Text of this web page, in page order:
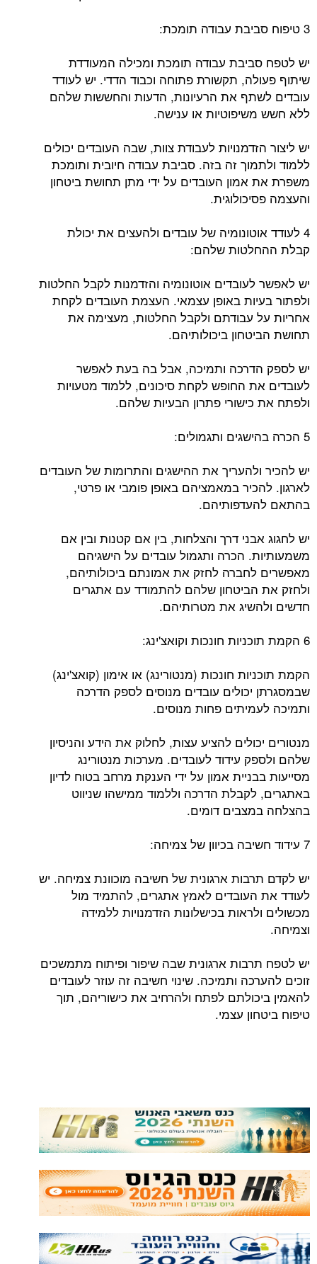
3 טיפוח סביבת עבודה תומכת:
יש לטפח סביבת עבודה תומכת ומכילה המעודדת
שיתוף פעולה, תקשורת פתוחה וכבוד הדדי. יש לעודד
עובדים לשתף את הרעיונות, הדעות והחששות שלהם
ללא חשש משיפוטיות או ענישה.
יש ליצור הזדמנויות לעבודת צוות, שבה העובדים יכולים
ללמוד ולתמוך זה בזה. סביבת עבודה חיובית ותומכת
משפרת את אמון העובדים על ידי מתן תחושת ביטחון
והעצמה פסיכולוגית.
4 לעודד אוטונומיה של עובדים ולהעצים את יכולת
קבלת ההחלטות שלהם:
יש לאפשר לעובדים אוטונומיה והזדמנות לקבל החלטות
ולפתור בעיות באופן עצמאי. העצמת העובדים לקחת
אחריות על עבודתם ולקבל החלטות, מעצימה את
תחושת הביטחון ביכולותיהם.
יש לספק הדרכה ותמיכה, אבל בה בעת לאפשר
לעובדים את החופש לקחת סיכונים, ללמוד מטעויות
ולפתח את כישורי פתרון הבעיות שלהם.
5 הכרה בהישגים ותגמולים:
יש להכיר ולהעריך את ההישגים והתרומות של העובדים
לארגון. להכיר במאמציהם באופן פומבי או פרטי,
בהתאם להעדפותיהם.
יש לחגוג אבני דרך והצלחות, בין אם קטנות ובין אם
משמעותיות. הכרה ותגמול עובדים על הישגיהם
מאפשרים לחברה לחזק את אמונתם ביכולותיהם,
ולחזק את הביטחון שלהם להתמודד עם אתגרים
חדשים ולהשיג את מטרותיהם.
6 הקמת תוכניות חונכות וקואצ'ינג:
הקמת תוכניות חונכות (מנטורינג) או אימון (קואצ'ינג)
שבמסגרתן יכולים עובדים מנוסים לספק הדרכה
ותמיכה לעמיתים פחות מנוסים.
מנטורים יכולים להציע עצות, לחלוק את הידע והניסיון
שלהם ולספק עידוד לעובדים. מערכות מנטורינג
מסייעות בבניית אמון על ידי הענקת מרחב בטוח לדיון
באתגרים, לקבלת הדרכה וללמוד ממישהו שניווט
בהצלחה במצבים דומים.
7 עידוד חשיבה בכיוון של צמיחה:
יש לקדם תרבות ארגונית של חשיבה מוכוונת צמיחה. יש
לעודד את העובדים לאמץ אתגרים, להתמיד מול
מכשולים ולראות בכישלונות הזדמנויות ללמידה
וצמיחה.
יש לטפח תרבות ארגונית שבה שיפור ופיתוח מתמשכים
זוכים להערכה ותמיכה. שינוי חשיבה זה עוזר לעובדים
להאמין ביכולתם לפתח ולהרחיב את כישוריהם, תוך
טיפוח ביטחון עצמי.